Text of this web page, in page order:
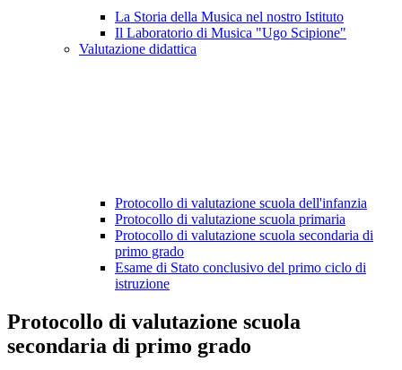
La Storia della Musica nel nostro Istituto
Il Laboratorio di Musica "Ugo Scipione"
Valutazione didattica
Protocollo di valutazione scuola dell'infanzia
Protocollo di valutazione scuola primaria
Protocollo di valutazione scuola secondaria di
primo grado
Esame di Stato conclusivo del primo ciclo di
istruzione
Protocollo di valutazione scuola
secondaria di primo grado